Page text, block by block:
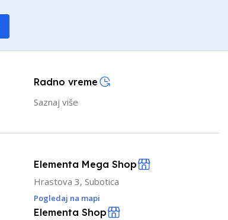
Radno vreme
Saznaj više
Elementa Mega Shop
Hrastova 3, Subotica
Pogledaj na mapi
Elementa Shop